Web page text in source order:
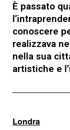
È passato
conoscere
realizzava
nella sua
artistiche e
Londra